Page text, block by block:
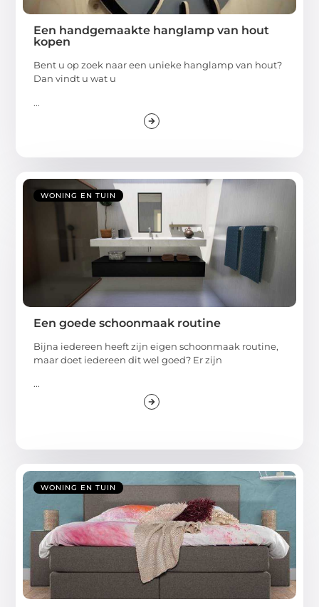
Een handgemaakte hanglamp van hout
kopen
Bent u op zoek naar een unieke hanglamp van hout?
Dan vindt u wat u
...
WONING EN TUIN
Een goede schoonmaak routine
Bijna iedereen heeft zijn eigen schoonmaak routine,
maar doet iedereen dit wel goed? Er zijn
...
WONING EN TUIN